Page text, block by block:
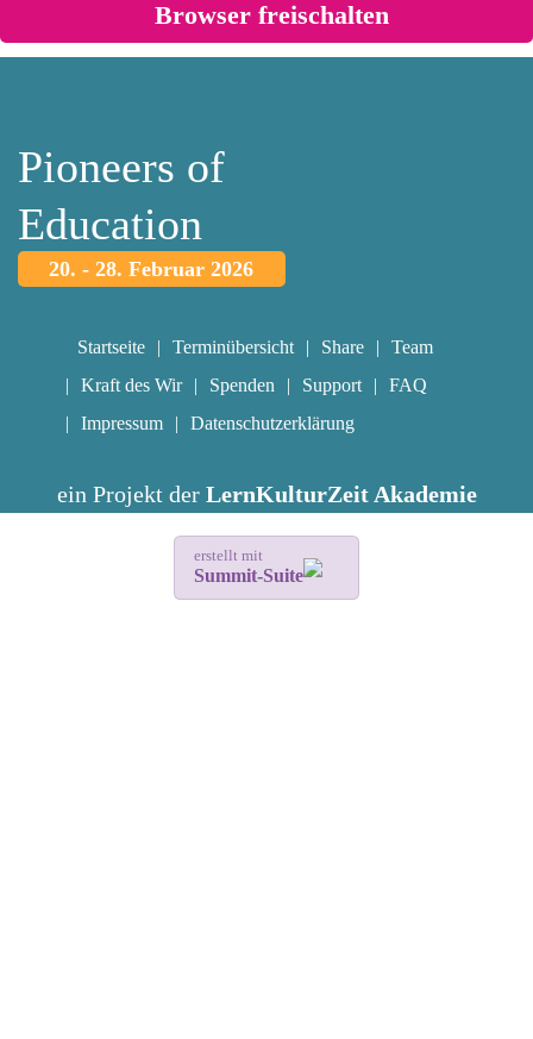
Pioneers of
Education
20. - 28. Februar 2026
Startseite Terminübersicht Share
Team
Kraft des Wir
Spenden Support
FAQ
Impressum
Datenschutzerklärung
ein Projekt der LernKulturZeit Akademie
erstellt mit
Summit-Suite